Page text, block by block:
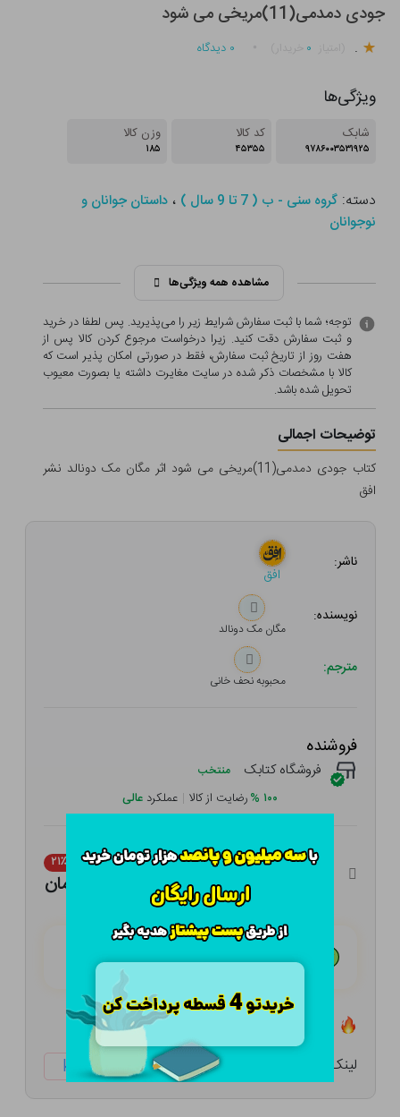
جودی دمدمی(11)مریخی می شود
. ۰ ۰ دیدگاه
ویژگی‌ها
شابک
۹۷۸۶۰۰۳۵۳۱۹۲۵
کد کالا
۴۵۳۵۵
وزن کالا
۱۸۵
دسته:گروه سنی - ب ( 7 تا 9 سال ) ،داستان جوانان و
نوجوانان
مشاهده همه ویژگی‌ها
توجه؛ شما با ثبت سفارش شرایط زیر را می‌پذیرید. پس لطفا در خرید
و ثبت سفارش دقت کنید. زیرا درخواست مرجوع کردن کالا پس از
هفت روز از تاریخ ثبت سفارش، فقط در صورتی امکان پذیر است که
کالا با مشخصات ذکر شده در سایت مغایرت داشته یا بصورت معيوب
تحویل شده باشد.
توضیحات اجمالی
کتاب جودی دمدمی(11)مریخی می شود اثر مگان مک دونالد نشر
افق
ناشر:
افق
نویسنده:
مگان مک دونالد
مترجم:
محبوبه نحف خانی
فروشنده
فروشگاه کتابک منتخب
۱۰۰ %رضایت از کالا | عملکرد عالی
۴۳۵,۰۰۰ تومان ۲۱٪
هـر قسط با تــرب‌پــی:۸۵,۹۱۳ تومان
لینک کوتاه: ketabtala.com/sbp-8760